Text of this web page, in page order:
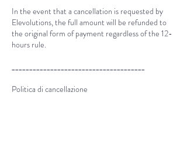
In the event that a cancellation is requested by
Elevolutions, the full amount will be refunded to
the original form of payment regardless of the 12-
hours rule.
______________________________________
Politica di cancellazione